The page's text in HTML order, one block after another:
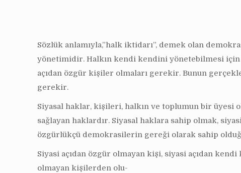
Sözlük anlamıyla,”halk iktidarı”, demek olan
yönetimidir. Halkın kendi kendini yönetebilmesi için
açıdan özgür kişiler olmaları gerekir. Bunun
gerekir.
Siyasal haklar, kişileri, halkın ve toplumun bir üyesi
sağlayan haklardır. Siyasal haklara sahip olmak,
özgürlükçü demokrasilerin gereği olarak sahip
Siyasi açıdan özgür olmayan kişi, siyasi açıdan
olmayan kişilerden olu-